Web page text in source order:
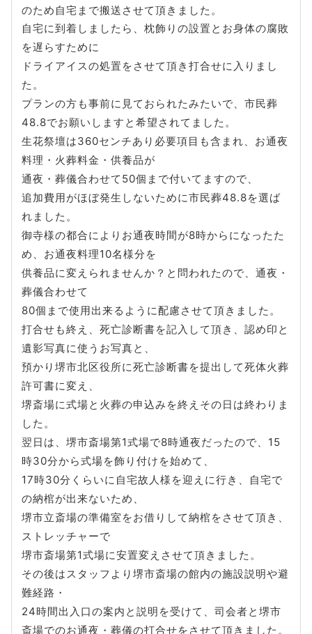
のため自宅まで搬送させて頂きました。
自宅に到着しましたら、枕飾りの設置とお身体の腐敗
を遅らすために
ドライアイスの処置をさせて頂き打合せに入りまし
た。
プランの方も事前に見ておられたみたいで、市民葬
48.8でお願いしますと希望されてました。
生花祭壇は360センチあり必要項目も含まれ、お通夜
料理・火葬料金・供養品が
通夜・葬儀合わせて50個まで付いてますので、
追加費用がほぼ発生しないために市民葬48.8を選ば
れました。
御寺様の都合によりお通夜時間が8時からになったた
め、お通夜料理10名様分を
供養品に変えられませんか？と問われたので、通夜・
葬儀合わせて
80個まで使用出来るように配慮させて頂きました。
打合せも終え、死亡診断書を記入して頂き、認め印と
遺影写真に使うお写真と、
預かり堺市北区役所に死亡診断書を提出して死体火葬
許可書に変え、
堺斎場に式場と火葬の申込みを終えその日は終わりま
した。
翌日は、堺市斎場第1式場で8時通夜だったので、15
時30分から式場を飾り付けを始めて、
17時30分くらいに自宅故人様を迎えに行き、自宅で
の納棺が出来ないため、
堺市立斎場の準備室をお借りして納棺をさせて頂き、
ストレッチャーで
堺市斎場第1式場に安置変えさせて頂きました。
その後はスタッフより堺市斎場の館内の施設説明や避
難経路・
24時間出入口の案内と説明を受けて、司会者と堺市
斎場でのお通夜・葬儀の打合せをさせて頂きました。